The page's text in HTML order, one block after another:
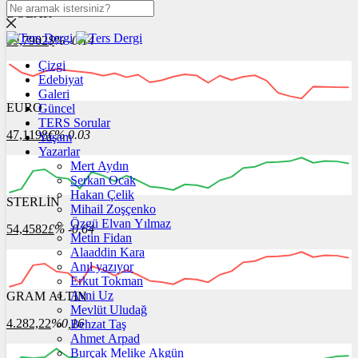
DOLAR
39,7902$% -0.14
12:00 13:00
EURO
47,1198€% 0.03
12:00 13:00 14:00
STERLİN
54,4582£% -0.64
12:00 13:00
GRAM ALTIN
4.282,22%0,16
Çizgi
Edebiyat
Galeri
Güncel
TERS Sorular
Yaşam
Yazarlar
Mert Aydın
Serkan Ocak
Hakan Çelik
Mihail Zoşçenko
Özgü Elvan Yılmaz
Metin Fidan
Alaaddin Kara
Anıl yazıyor
Erkut Tokman
Avni Uz
Mevlüt Uludağ
Behzat Taş
Ahmet Arpad
Burçak Melike Akgün